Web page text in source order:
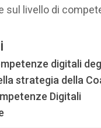
sul livello di
digitali
strategia della
Digitali